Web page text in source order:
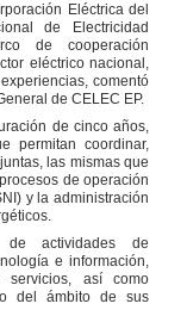
Eléctrica del
de Electricidad
de cooperación
eléctrico nacional,
comentó
de CELEC EP.
de cinco años,
permitan coordinar,
las mismas que
de operación
y la administración
de actividades de
e información,
servicios, así como
del ámbito de sus